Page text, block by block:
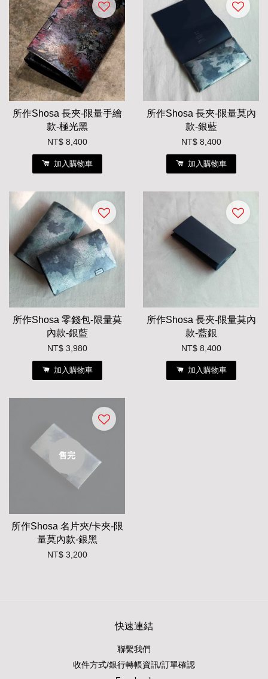
所作Shosa 長夾-限量手繪
款-極光黑
NT$ 8,400
加入購物車
所作Shosa 長夾-限量莫內
款-銀藍
NT$ 8,400
加入購物車
所作Shosa 零錢包-限量莫
內款-銀藍
NT$ 3,980
加入購物車
所作Shosa 長夾-限量莫內
款-藍銀
NT$ 8,400
加入購物車
售完
所作Shosa 名片夾/卡夾-限
量莫內款-銀黑
NT$ 3,200
快速連結
聯繫我們
收件方式/銀行轉帳資訊/訂單確認